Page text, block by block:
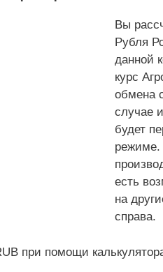
Вы
Рубля
данной
курс
обмена
случае
будет
режиме.
есть
на
справа.
при помощи